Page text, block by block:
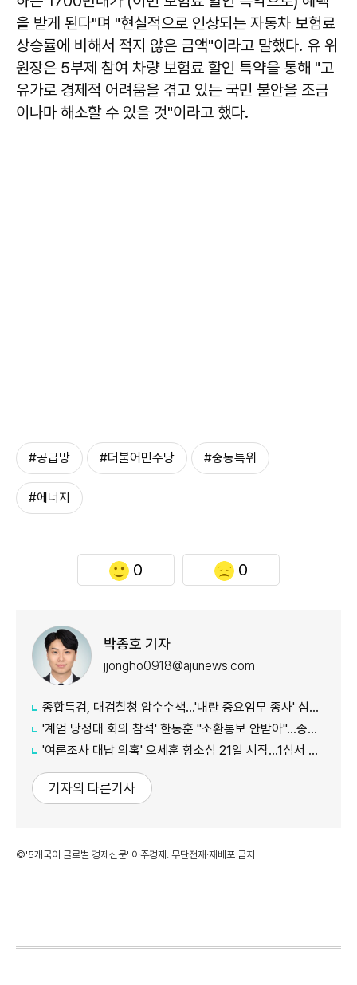
을 받게 된다"며 "현실적으로 인상되는 자동차 보험료
상승률에 비해서 적지 않은 금액"이라고 말했다. 유 위
원장은 5부제 참여 차량 보험료 할인 특약을 통해 "고
유가로 경제적 어려움을 겪고 있는 국민 불안을 조금
이나마 해소할 수 있을 것"이라고 했다.
#공급망 #더불어민주당 #중동특위
#에너지
0 0
박종호 기자
jjongho0918@ajunews.com
종합특검, 대검찰청 압수수색...'내란 중요임무 종사' 심우정 관련 수사
'계엄 당정대 회의 참석' 한동훈 "소환통보 안받아"…종합특검 "의원실 수령했다"
'여론조사 대납 의혹' 오세훈 항소심 21일 시작...1심서 시장직 상실형
기자의 다른기사
©'5개국어 글로벌 경제신문' 아주경제. 무단전재·재배포 금지